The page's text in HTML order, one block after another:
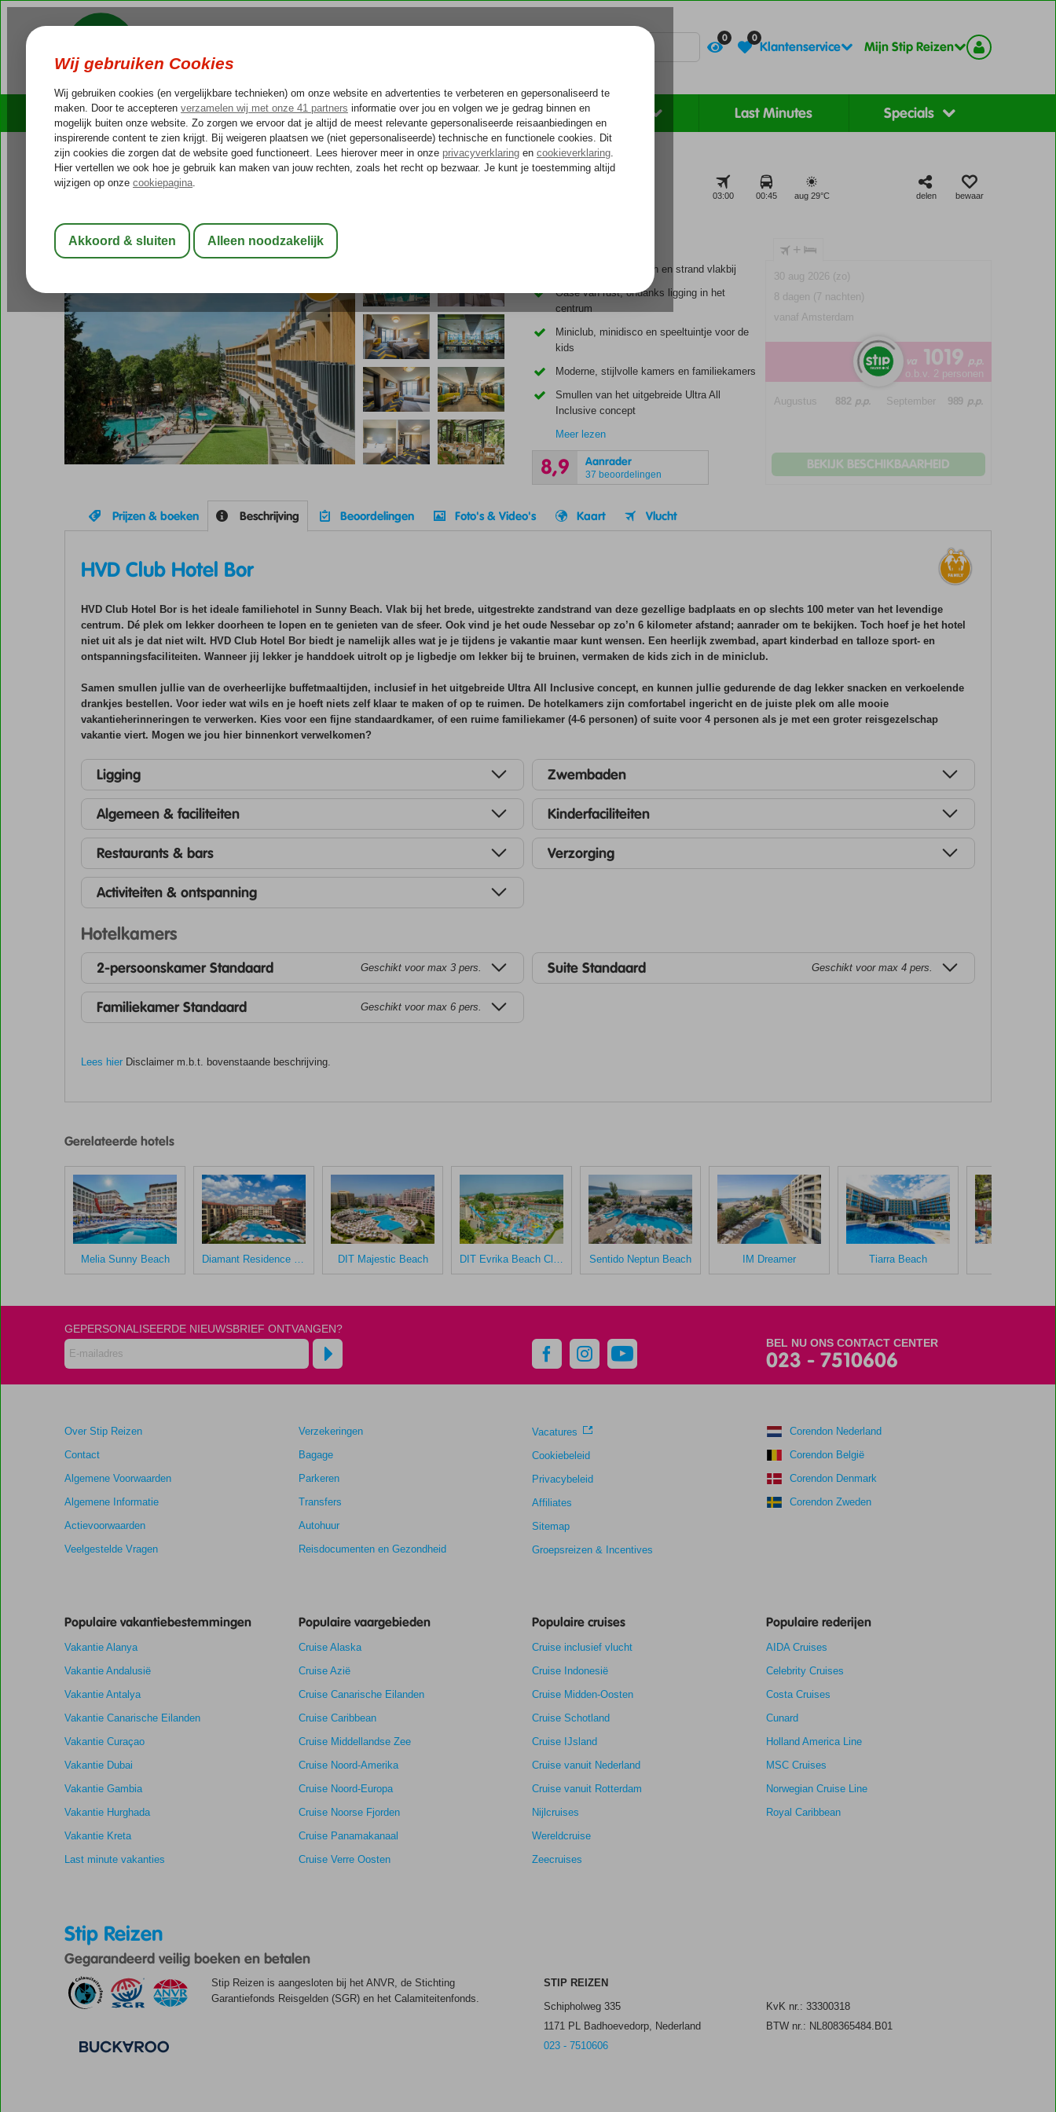
0 0
Klantenservice Mijn Stip Reizen
Cruises Outlet Deals Rondreizen Zonvakantie Last Minutes Specials
Voelt als thuiskomen...
Home
Bulgarije Zwarte Zee Sunny Beach
HVD Club Hotel Bor
Ultra All Inclusive
03:00 00:45 aug 29°C delen bewaar
Centrum Sunny Beach en strand vlakbij
Oase van rust, ondanks ligging in het
centrum
Miniclub, minidisco en speeltuintje voor de
kids
Moderne, stijlvolle kamers en familiekamers
Smullen van het uitgebreide Ultra All
Inclusive concept
Meer lezen
8,9 Aanrader
37 beoordelingen
+
30 aug 2026 (zo)
8 dagen (7 nachten)
vanaf Amsterdam
va 1019 p.p.
o.b.v. 2 personen
Augustus 882 p.p. September 989 p.p.
BEKIJK BESCHIKBAARHEID
Prijzen & boeken Beschrijving Beoordelingen Foto's & Video's Kaart Vlucht
HVD Club Hotel Bor
HVD Club Hotel Bor is het ideale familiehotel in Sunny Beach. Vlak bij het brede, uitgestrekte zandstrand van deze gezellige badplaats en op slechts 100 meter van het levendige
centrum. Dé plek om lekker doorheen te lopen en te genieten van de sfeer. Ook vind je het oude Nessebar op zo’n 6 kilometer afstand; aanrader om te bekijken. Toch hoef je het hotel
niet uit als je dat niet wilt. HVD Club Hotel Bor biedt je namelijk alles wat je je tijdens je vakantie maar kunt wensen. Een heerlijk zwembad, apart kinderbad en talloze sport- en
ontspanningsfaciliteiten. Wanneer jij lekker je handdoek uitrolt op je ligbedje om lekker bij te bruinen, vermaken de kids zich in de miniclub.
Samen smullen jullie van de overheerlijke buffetmaaltijden, inclusief in het uitgebreide Ultra All Inclusive concept, en kunnen jullie gedurende de dag lekker snacken en verkoelende
drankjes bestellen. Voor ieder wat wils en je hoeft niets zelf klaar te maken of op te ruimen. De hotelkamers zijn comfortabel ingericht en de juiste plek om alle mooie
vakantieherinneringen te verwerken. Kies voor een fijne standaardkamer, of een ruime familiekamer (4-6 personen) of suite voor 4 personen als je met een groter reisgezelschap
vakantie viert. Mogen we jou hier binnenkort verwelkomen?
Ligging
Algemeen & faciliteiten
Restaurants & bars
Activiteiten & ontspanning
Zwembaden
Kinderfaciliteiten
Verzorging
Hotelkamers
2-persoonskamer Standaard Geschikt voor max 3 pers.
Familiekamer Standaard Geschikt voor max 6 pers.
Suite Standaard Geschikt voor max 4 pers.
Lees hier Disclaimer m.b.t. bovenstaande beschrijving.
door
klanten
gegeven
na
hun
verblijf
HVD
Scores
die
ouder
48
niet
meer
om
de
relevantie
scores
garanderen.
Totale score
Gebaseerd
op:
beoordelingen
8,9
Aanrader
Kindvriendelijk
7,9
Wifi kwaliteit
7,3
Gerelateerde hotels
Melia Sunny Beach Diamant Residence Hotel & Spa DIT Majestic Beach DIT Evrika Beach Club Hotel Sentido Neptun Beach IM Dreamer Tiarra Beach
BEL NU ONS CONTACT CENTER
023 - 7510606
GEPERSONALISEERDE NIEUWSBRIEF ONTVANGEN?
Over Stip Reizen
Contact
Algemene Voorwaarden
Algemene Informatie
Actievoorwaarden
Veelgestelde Vragen
Verzekeringen
Bagage
Parkeren
Transfers
Autohuur
Reisdocumenten en Gezondheid
Vacatures
Cookiebeleid
Privacybeleid
Affiliates
Sitemap
Groepsreizen & Incentives
Corendon Nederland
Corendon België
Corendon Denmark
Corendon Zweden
Populaire vakantiebestemmingen
Vakantie Alanya
Vakantie Andalusië
Vakantie Antalya
Vakantie Canarische Eilanden
Vakantie Curaçao
Vakantie Dubai
Vakantie Gambia
Vakantie Hurghada
Vakantie Kreta
Last minute vakanties
Populaire vaargebieden
Cruise Alaska
Cruise Azië
Cruise Canarische Eilanden
Cruise Caribbean
Cruise Middellandse Zee
Cruise Noord-Amerika
Cruise Noord-Europa
Cruise Noorse Fjorden
Cruise Panamakanaal
Cruise Verre Oosten
Populaire cruises
Cruise inclusief vlucht
Cruise Indonesië
Cruise Midden-Oosten
Cruise Schotland
Cruise IJsland
Cruise vanuit Nederland
Cruise vanuit Rotterdam
Nijlcruises
Wereldcruise
Zeecruises
Populaire rederijen
AIDA Cruises
Celebrity Cruises
Costa Cruises
Cunard
Holland America Line
MSC Cruises
Norwegian Cruise Line
Royal Caribbean
Stip Reizen
Gegarandeerd veilig boeken en betalen
Stip Reizen is aangesloten bij het ANVR, de Stichting
Garantiefonds Reisgelden (SGR) en het Calamiteitenfonds.
STIP REIZEN
Schipholweg 335
1171 PL Badhoevedorp, Nederland
023 - 7510606
KvK nr.: 33300318
BTW nr.: NL808365484.B01